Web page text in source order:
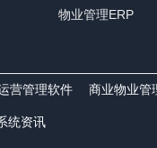
物业管理ERP
营管理软件 商业物业管
统资讯